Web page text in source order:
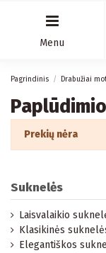
Menu
Pagrindinis Drabužiai
Prekių nėra
Suknelės
Laisvalaikio
Klasikinės
Elegantiškos